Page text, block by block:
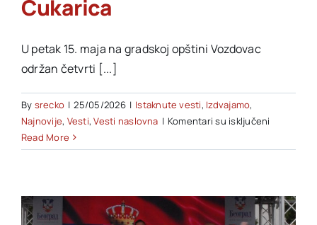
Čukarica
U petak 15. maja na gradskoj opštini Vozdovac
održan četvrti [...]
By srecko | 25/05/2026 | Istaknute vesti, Izdvajamo,
Najnovije, Vesti,Vesti naslovna | Komentari su isključeni
još
sajma
sporta
Read More